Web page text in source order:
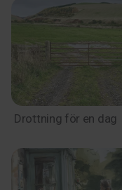
Drottning för en dag